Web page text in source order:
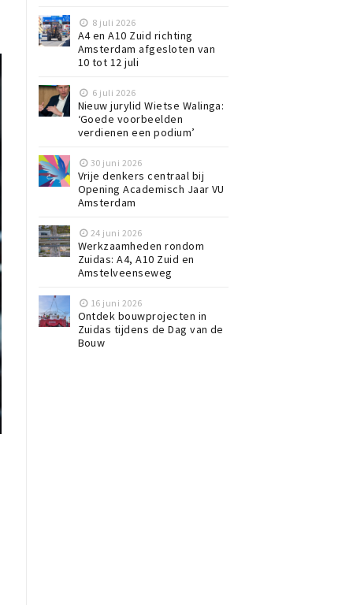
8 juli 2026
A4 en A10 Zuid richting
Amsterdam afgesloten van
10 tot 12 juli
6 juli 2026
Nieuw jurylid Wietse Walinga:
‘Goede voorbeelden
verdienen een podium’
30 juni 2026
Vrije denkers centraal bij
Opening Academisch Jaar VU
Amsterdam
24 juni 2026
Werkzaamheden rondom
Zuidas: A4, A10 Zuid en
Amstelveenseweg
16 juni 2026
Ontdek bouwprojecten in
Zuidas tijdens de Dag van de
Bouw